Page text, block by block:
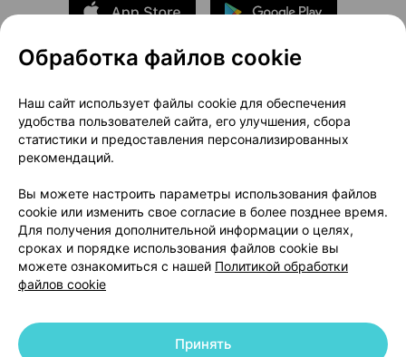
О проекте
Новости проекта
Размещение рекламы
Медицинский маркетинг
Публичный договор
Доставка
Способы оплаты
Вакансии
Партнеры
Написать руководителю 103.by
Написать в поддержку
Персональные настройки Cookie
Обработка файлов cookie
Наш сайт использует файлы cookie для обеспечения
удобства пользователей сайта, его улучшения, сбора
статистики и предоставления персонализированных
рекомендаций.
Вы можете настроить параметры использования файлов
cookie или изменить свое согласие в более позднее время.
Для получения дополнительной информации о целях,
сроках и порядке использования файлов cookie вы
можете ознакомиться с нашей Политикой обработки
файлов cookie
Принять